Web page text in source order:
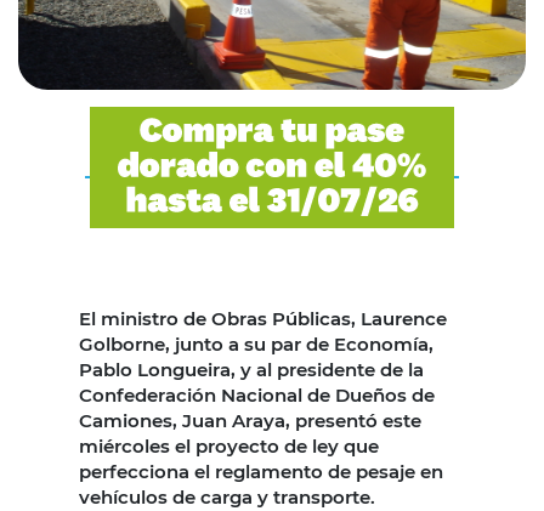
El ministro de Obras Públicas, Laurence
Golborne, junto a su par de Economía,
Pablo Longueira, y al presidente de la
Confederación Nacional de Dueños de
Camiones, Juan Araya, presentó este
miércoles el proyecto de ley que
perfecciona el reglamento de pesaje en
vehículos de carga y transporte.